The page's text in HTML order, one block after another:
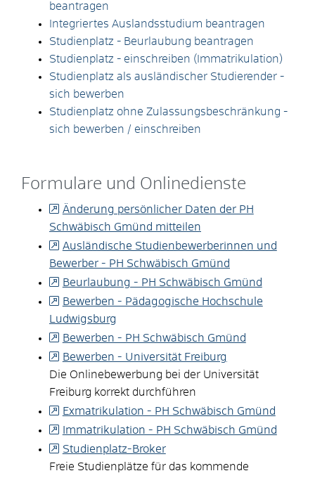
beantragen
Integriertes Auslandsstudium beantragen
Studienplatz - Beurlaubung beantragen
Studienplatz - einschreiben (Immatrikulation)
Studienplatz als ausländischer Studierender -
sich bewerben
Studienplatz ohne Zulassungsbeschränkung -
sich bewerben / einschreiben
Formulare und Onlinedienste
Änderung persönlicher Daten der PH
Schwäbisch Gmünd mitteilen
Ausländische Studienbewerberinnen und
Bewerber - PH Schwäbisch Gmünd
Beurlaubung - PH Schwäbisch Gmünd
Bewerben - Pädagogische Hochschule
Ludwigsburg
Bewerben - PH Schwäbisch Gmünd
Bewerben - Universität Freiburg
Die Onlinebewerbung bei der Universität
Freiburg korrekt durchführen
Exmatrikulation - PH Schwäbisch Gmünd
Immatrikulation - PH Schwäbisch Gmünd
Studienplatz-Broker
Freie Studienplätze für das kommende